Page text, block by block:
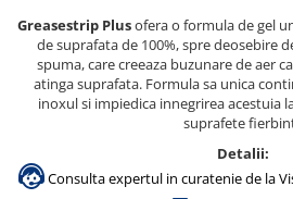
Detergenti toaleta, grup sanitar
Room Care
Dezinfectanti profesionali
Dezinfectanti maini
Dezinfectanti medicali profesionali
Dezinfectanti suprafete
Greasestrip Plusofera o formula de gel
de suprafata de 100%, spre deosebire
spuma, care creeaza buzunare de aer
atinga suprafata. Formula sa unica
inoxul si impiedica innegrirea acestuia
suprafete
Detalii:
Consulta expertul in curatenie de la